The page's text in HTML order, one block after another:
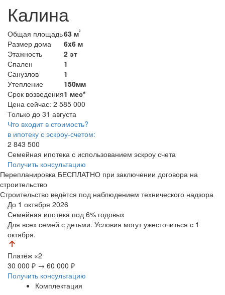
Калина
Общая площадь63 м²
Размер дома
6x6 м
Этажность
2 эт
Спален
1
Санузлов
1
Утепление
150мм
Срок возведения1 мес*
Цена сейчас: 2 585 000
Только до 31 августа
Что входит в стоимость?
в ипотеку с эскроу-счетом:
2 843 500
Семейная ипотека с использованием эскроу счета
Получить консультацию
Перепланировка БЕСПЛАТНО при заключении договора на
строительство
Строительство ведётся под наблюдением технического надзора
До 1 октября 2026
Семейная ипотека под 6% годовых
Для всех семей с детьми. Условия могут ужесточиться с 1
октября.
Платёж ×2
30 000 ₽ → 60 000 ₽
Получить консультацию
Комплектация